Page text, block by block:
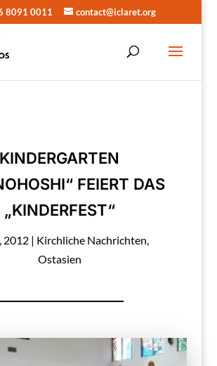
8091 0011 contact@iclaret.org
KINDERGARTEN
FEIERT DAS
„KINDERFEST“
2012 | Kirchliche Nachrichten,
Ostasien